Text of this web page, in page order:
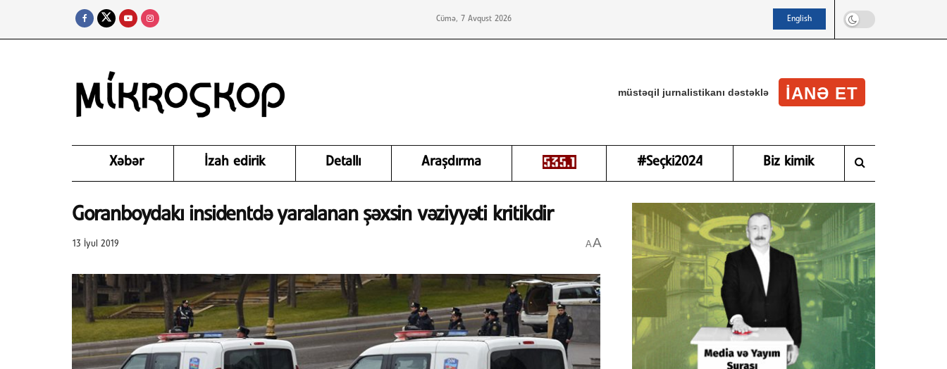
Cümə, 7 Avqust 2026 English
müstəqil jurnalistikanı dəstəklə IANƏ ET
Xəbər İzah edirik Detallı Araşdırma #Seçki2024 Biz kimik
Goranboydakı insidentdə yaralanan şəxsin vəziyyəti kritikdir
13 İyul 2019 AA